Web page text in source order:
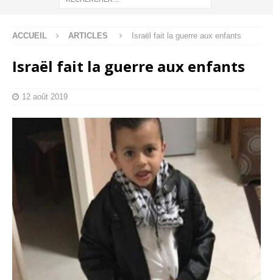
ACCUEIL ARTICLES Israël fait la guerre aux enfants
Israël fait la guerre aux enfants
12 août 2019